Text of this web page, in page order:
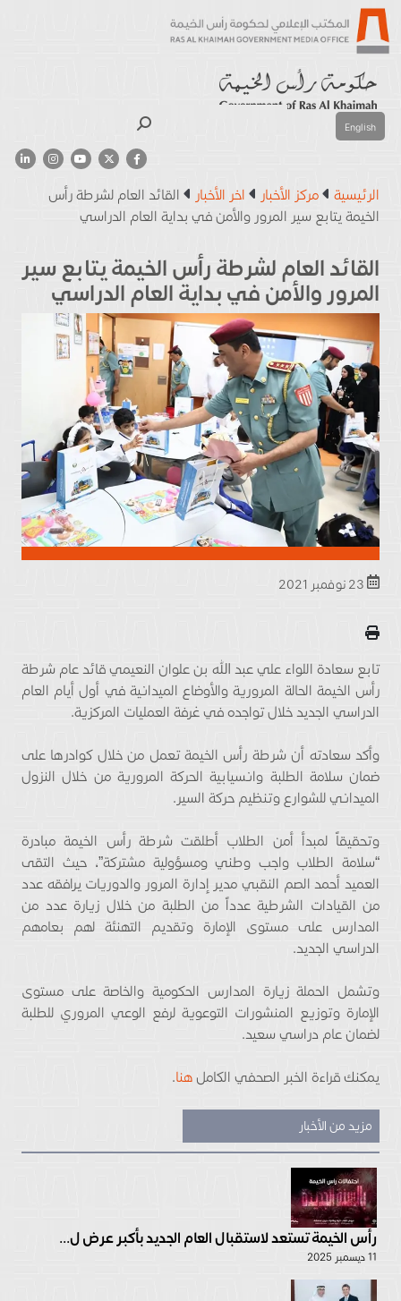
English
الرئيسية مركز الأخبار اخر الأخبار
القائد العام لشرطة رأس
الخيمة يتابع سير المرور والأمن في بداية العام الدراسي
القائد العام لشرطة رأس الخيمة يتابع سير
المرور والأمن في بداية العام الدراسي
تابع سعادة اللواء علي عبد الله بن علوان النعيمي قائد عام شرطة
رأس الخيمة الحالة المرورية والأوضاع الميدانية في أول أيام العام
الدراسي الجديد خلال تواجده في غرفة العمليات المركزية.
وأكد سعادته أن شرطة رأس الخيمة تعمل من خلال كوادرها على
ضمان سلامة الطلبة وانسيابية الحركة المرورية من خلال النزول
الميداني للشوارع وتنظيم حركة السير.
وتحقيقاً لمبدأ أمن الطلاب أطلقت شرطة رأس الخيمة مبادرة
“سلامة الطلاب واجب وطني ومسؤولية مشتركة”، حيث التقى
العميد أحمد الصم النقبي مدير إدارة المرور والدوريات يرافقه عدد
من القيادات الشرطية عدداً من الطلبة من خلال زيارة عدد من
المدارس على مستوى الإمارة وتقديم التهنئة لهم بعامهم
الدراسي الجديد.
وتشمل الحملة زيارة المدارس الحكومية والخاصة على مستوى
الإمارة وتوزيع المنشورات التوعوية لرفع الوعي المروري للطلبة
لضمان عام دراسي سعيد.
يمكنك قراءة الخبر الصحفي الكامل هنا.
مزيد من الأخبار
رأس الخيمة تستعد لاستقبال العام الجديد بأكبر عرض ل...
11 ديسمبر 2025